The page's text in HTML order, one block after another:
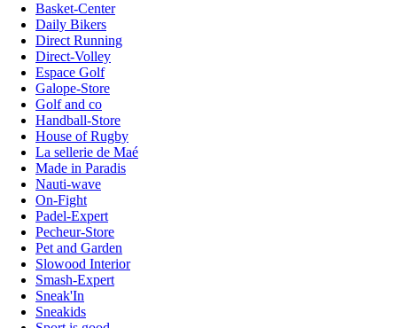
Basket-Center
Daily Bikers
Direct Running
Direct-Volley
Espace Golf
Galope-Store
Golf and co
Handball-Store
House of Rugby
La sellerie de Maé
Made in Paradis
Nauti-wave
On-Fight
Padel-Expert
Pecheur-Store
Pet and Garden
Slowood Interior
Smash-Expert
Sneak'In
Sneakids